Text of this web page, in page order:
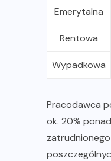
Emerytalna
Rentowa
Wypadkowa
Pracodawca
ok. 20%